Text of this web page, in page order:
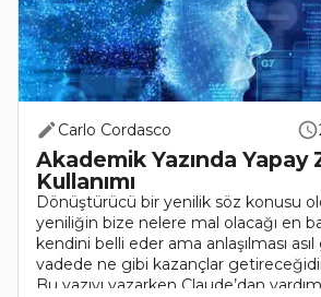
Carlo Cordasco
Akademik Yazında Yapay
Kullanımı
Dönüştürücü bir yenilik söz konusu
yeniliğin bize nelere mal olacağı en
kendini belli eder ama anlaşılması
vadede ne gibi kazançlar
Bu yazıyı yazarken Claude’dan